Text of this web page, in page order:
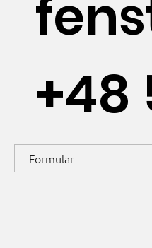
+48
Formular